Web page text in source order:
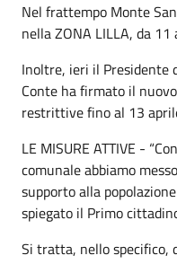
Nel frattempo Monte
nella ZONA LILLA, da
Inoltre, ieri il Presidente
Conte ha firmato il
restrittive fino al 13
LE MISURE ATTIVE -
comunale abbiamo
supporto alla
spiegato il Primo
Si tratta, nello specifico,